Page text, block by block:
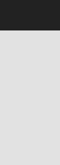
츠